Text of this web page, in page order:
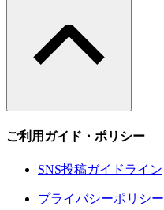
ご利用ガイド・ポリシー
SNS投稿ガイドライン
プライバシーポリシー